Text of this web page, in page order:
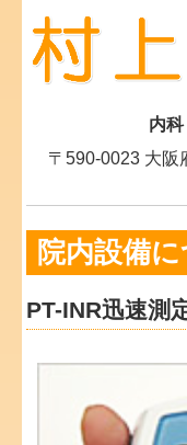
ホーム
個人情報保護方針
漢方薬の治療につい
堺市の急病診療につ
内
〒590-0023 大阪
院内設備
PT-INR迅速測